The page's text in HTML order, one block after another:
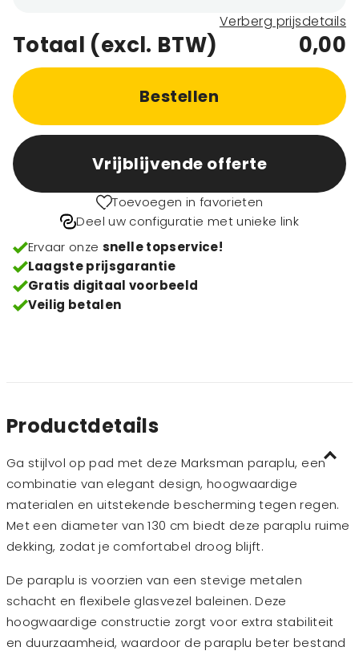
Verberg prijsdetails
Totaal (excl. BTW) 0,00
Bestellen
Vrijblijvende offerte
Toevoegen in favorieten
Deel uw configuratie met unieke link
Ervaar onze snelle topservice!
Laagste prijsgarantie
Gratis digitaal voorbeeld
Veilig betalen
Productdetails
Ga stijlvol op pad met deze Marksman paraplu, een
combinatie van elegant design, hoogwaardige
materialen en uitstekende bescherming tegen regen.
Met een diameter van 130 cm biedt deze paraplu ruime
dekking, zodat je comfortabel droog blijft.
De paraplu is voorzien van een stevige metalen
schacht en flexibele glasvezel baleinen. Deze
hoogwaardige constructie zorgt voor extra stabiliteit
en duurzaamheid, waardoor de paraplu beter bestand